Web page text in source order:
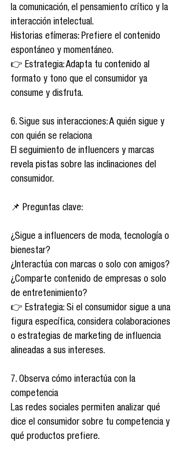
la comunicación, el pensamiento crítico y la
interacción intelectual.
Historias efímeras: Prefiere el contenido
espontáneo y momentáneo.
👉 Estrategia: Adapta tu contenido al
formato y tono que el consumidor ya
consume y disfruta.
6. Sigue sus interacciones: A quién sigue y
con quién se relaciona
El seguimiento de influencers y marcas
revela pistas sobre las inclinaciones del
consumidor.
📌 Preguntas clave:
¿Sigue a influencers de moda, tecnología o
bienestar?
¿Interactúa con marcas o solo con amigos?
¿Comparte contenido de empresas o solo
de entretenimiento?
👉 Estrategia: Si el consumidor sigue a una
figura específica, considera colaboraciones
o estrategias de marketing de influencia
alineadas a sus intereses.
7. Observa cómo interactúa con la
competencia
Las redes sociales permiten analizar qué
dice el consumidor sobre tu competencia y
qué productos prefiere.